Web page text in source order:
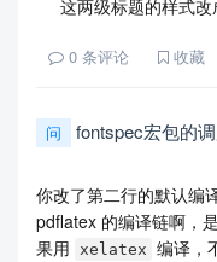
这两级标题的样式改
0 条评论 收藏
问 fontspec宏包的调
你改了第二行的默认编
pdflatex 的编译链啊，
果用 xelatex 编译，